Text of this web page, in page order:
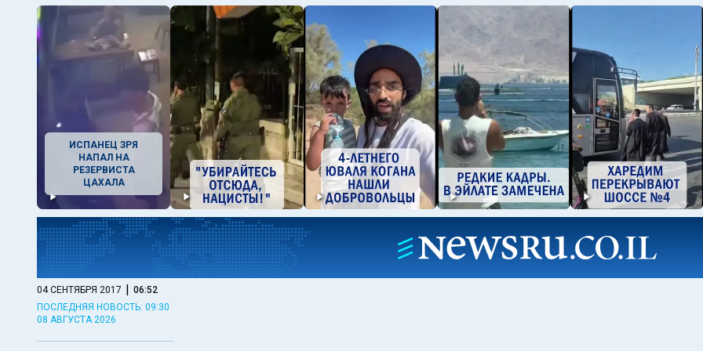
ИСПАНЕЦ ЗРЯ
НАПАЛ НА
РЕЗЕРВИСТА
ЦАХАЛА
04 СЕНТЯБРЯ 2017 | 06:52
ПОСЛЕДНЯЯ НОВОСТЬ: 09:30
08 АВГУСТА 2026